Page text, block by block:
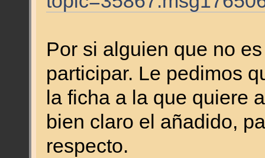
Por si alguien que no
participar. Le pedimos
la ficha a la que quiere
bien claro el añadido,
respecto.